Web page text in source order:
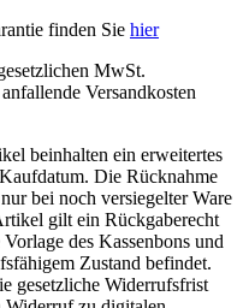
finden Sie hier
MwSt.
Versandkosten
beinhalten ein erweitertes
Die Rücknahme
bei noch versiegelter Ware
gilt ein Rückgaberecht
des Kassenbons und
Zustand befindet.
gesetzliche Widerrufsfrist